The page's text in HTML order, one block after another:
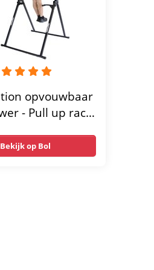
opvouwbaar
- Pull up rack
Bekijk op Bol